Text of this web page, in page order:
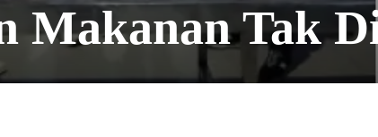
Makanan Tak